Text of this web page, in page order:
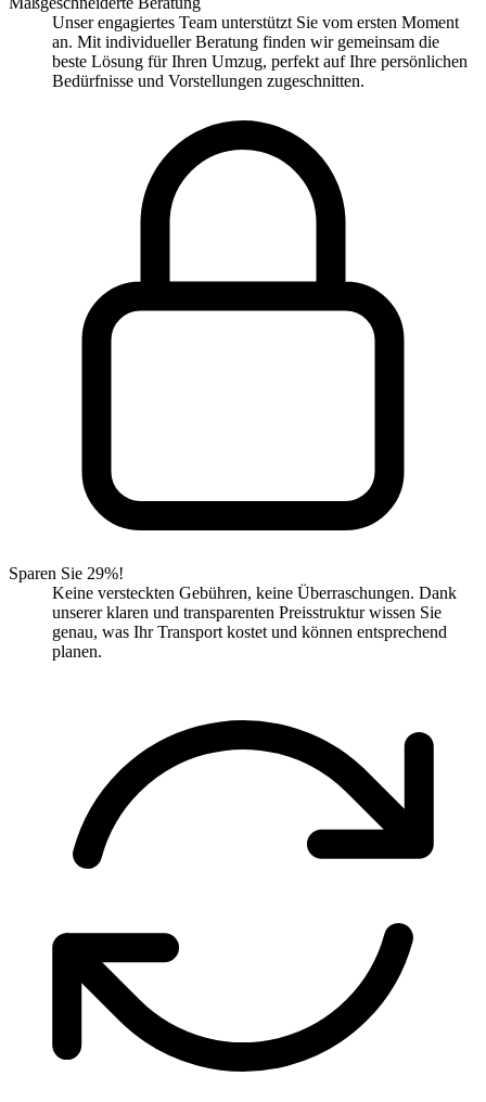
Unser engagiertes Team unterstützt Sie vom ersten Moment
an. Mit individueller Beratung finden wir gemeinsam die
beste Lösung für Ihren Umzug, perfekt auf Ihre persönlichen
Bedürfnisse und Vorstellungen zugeschnitten.
Sparen Sie 29%!
Keine versteckten Gebühren, keine Überraschungen. Dank
unserer klaren und transparenten Preisstruktur wissen Sie
genau, was Ihr Transport kostet und können entsprechend
planen.